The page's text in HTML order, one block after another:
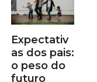
Expectativ
as dos pais:
o peso do
futuro